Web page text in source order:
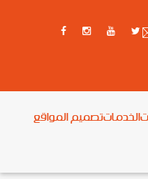
الخدماتتصميم المواقع